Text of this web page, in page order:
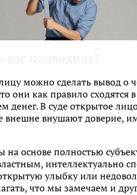
можно сделать вывод о
они как правило
денег. В суде открытое
внешне внушают доверие,
на основе полностью
властным,
улыбку или
что мы замечаем и